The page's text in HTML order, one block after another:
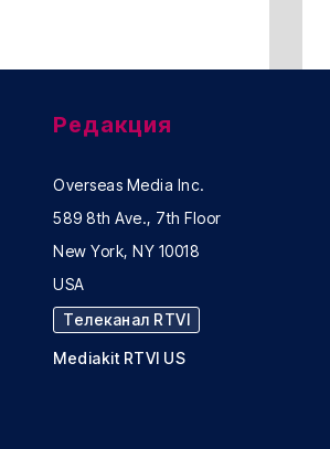
Редакция
Overseas Media Inc.
589 8th Ave., 7th Floor
New York, NY 10018
USA
Телеканал RTVI
Mediakit RTVI US